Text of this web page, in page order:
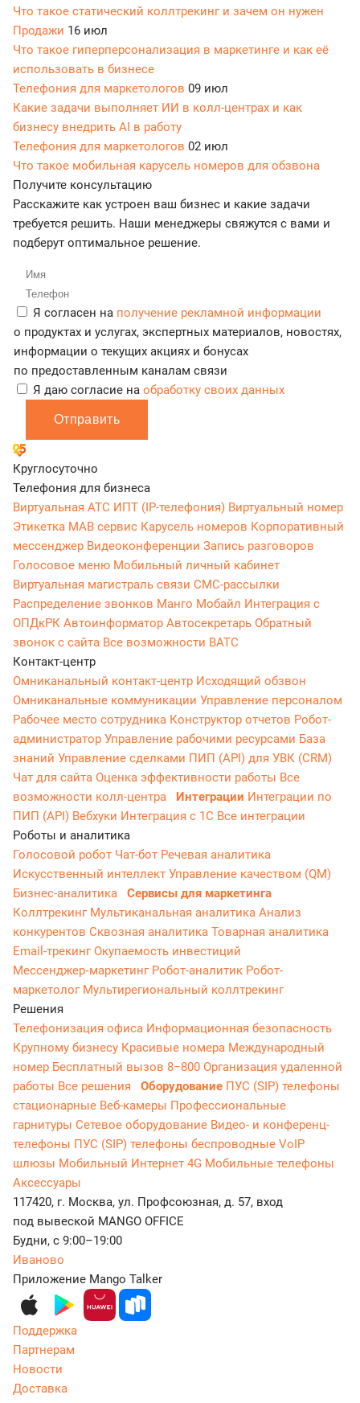
Что такое статический коллтрекинг и зачем он нужен
Продажи 16 июл
Что такое гиперперсонализация в маркетинге и как её
использовать в бизнесе
Телефония для маркетологов 09 июл
Какие задачи выполняет ИИ в колл-центрах и как
бизнесу внедрить AI в работу
Телефония для маркетологов 02 июл
Что такое мобильная карусель номеров для обзвона
Получите консультацию
Расскажите как устроен ваш бизнес и какие задачи
требуется решить. Наши менеджеры свяжутся с вами и
подберут оптимальное решение.
Я согласен на получение рекламной информации
о продуктах и услугах, экспертных материалов, новостях,
информации о текущих акциях и бонусах
по предоставленным каналам связи
Я даю согласие на обработку своих данных
Отправить
Круглосуточно
Телефония для бизнеса
Виртуальная АТС ИПТ (IP-телефония) Виртуальный номер
Этикетка МАВ сервис Карусель номеров Корпоративный
мессенджер Видеоконференции Запись разговоров
Голосовое меню Мобильный личный кабинет
Виртуальная магистраль связи СМС-рассылки
Распределение звонков Манго Мобайл Интеграция с
ОПДкРК Автоинформатор Автосекретарь Обратный
звонок с сайта Все возможности ВАТС
Контакт-центр
Омниканальный контакт-центр Исходящий обзвон
Омниканальные коммуникации Управление персоналом
Рабочее место сотрудника Конструктор отчетов Робот-
администратор Управление рабочими ресурсами База
знаний Управление сделками ПИП (API) для УВК (CRM)
Чат для сайта Оценка эффективности работы Все
возможности колл-центра
Интеграции Интеграции по
ПИП (API) Вебхуки Интеграция с 1С Все интеграции
Роботы и аналитика
Голосовой робот Чат-бот Речевая аналитика
Искусственный интеллект Управление качеством (QM)
Бизнес-аналитика
Сервисы для маркетинга
Коллтрекинг Мультиканальная аналитика Анализ
конкурентов Сквозная аналитика Товарная аналитика
Email-трекингОкупаемость инвестиций
Мессенджер‑маркетинг Робот-аналитик Робот-
маркетолог Мультирегиональный коллтрекинг
Решения
Телефонизация офиса Информационная безопасность
Крупному бизнесу Красивые номера Международный
номер Бесплатный вызов 8−800 Организация удаленной
работы Все решения Оборудование ПУС (SIP) телефоны
стационарные Веб-камеры Профессиональные
гарнитуры Сетевое оборудование Видео- и конференц-
телефоны ПУС (SIP) телефоны беспроводные VoIP
шлюзы Мобильный Интернет 4G Мобильные телефоны
Аксессуары
117420, г. Москва, ул. Профсоюзная, д. 57, вход
под вывеской MANGO OFFICE
Будни, с 9:00–19:00
Иваново
Приложение Mango Talker
Поддержка
Партнерам
Новости
Доставка